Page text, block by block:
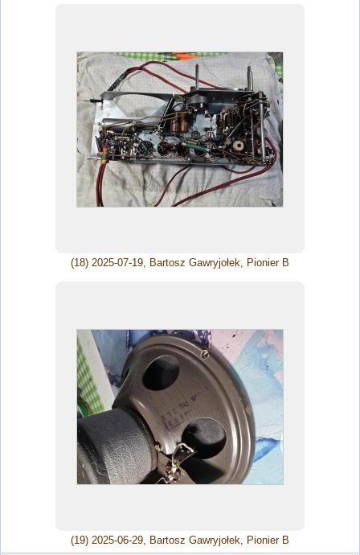
(18) 2025-07-19, Bartosz Gawryjołek, Pionier B
(19) 2025-06-29, Bartosz Gawryjołek, Pionier B